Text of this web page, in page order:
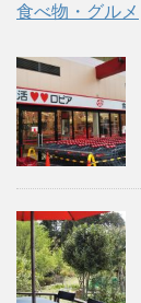
食べ物・グルメ